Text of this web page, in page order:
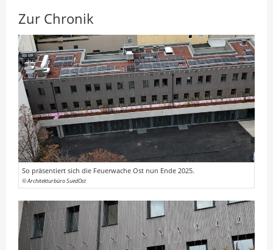
Zur Chronik
So präsentiert sich die Feuerwache Ost nun Ende 2025.
© Architekturbüro SuedOst